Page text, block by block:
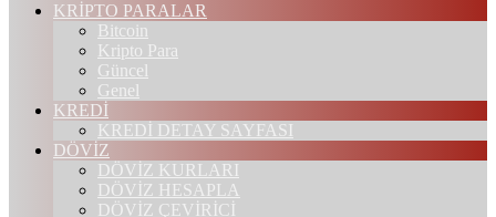
KRİPTO PARALAR
Bitcoin
Kripto Para
Güncel
Genel
KREDİ
KREDİ DETAY SAYFASI
DÖVİZ
DÖVİZ KURLARI
DÖVİZ HESAPLA
DÖVİZ ÇEVİRİCİ